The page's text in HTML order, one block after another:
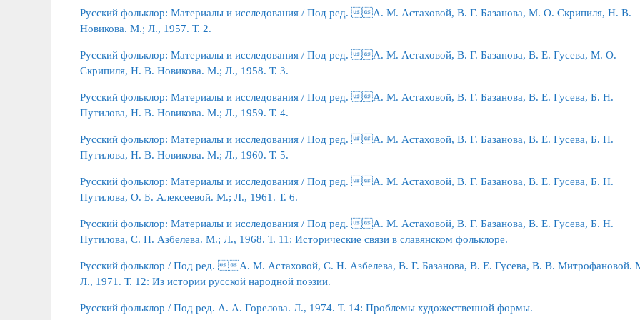
Русский фольклор: Материалы и исследования / Под ред. А. М. Астаховой, В. Г. Базанова, М. О. Скрипиля, Н. В.
Новикова. М.; Л., 1957. Т. 2.
Русский фольклор: Материалы и исследования / Под ред. А. М. Астаховой, В. Г. Базанова, В. Е. Гусева, М. О.
Скрипиля, Н. В. Новикова. М.; Л., 1958. Т. 3.
Русский фольклор: Материалы и исследования / Под ред. А. М. Астаховой, В. Г. Базанова, В. Е. Гусева, Б. Н.
Путилова, Н. В. Новикова. М.; Л., 1959. Т. 4.
Русский фольклор: Материалы и исследования / Под ред. А. М. Астаховой, В. Г. Базанова, В. Е. Гусева, Б. Н.
Путилова, Н. В. Новикова. М.; Л., 1960. Т. 5.
Русский фольклор: Материалы и исследования / Под ред. А. М. Астаховой, В. Г. Базанова, В. Е. Гусева, Б. Н.
Путилова, О. Б. Алексеевой. М.; Л., 1961. Т. 6.
Русский фольклор: Материалы и исследования / Под ред. А. М. Астаховой, В. Г. Базанова, В. Е. Гусева, Б. Н.
Путилова, С. Н. Азбелева. М.; Л., 1968. Т. 11: Исторические связи в славянском фольклоре.
Русский фольклор / Под ред. А. М. Астаховой, С. Н. Азбелева, В. Г. Базанова, В. Е. Гусева, В. В. Митрофановой.
Л., 1971. Т. 12: Из истории русской народной поэзии.
Русский фольклор / Под ред. А. А. Горелова. Л., 1974. Т. 14: Проблемы художественной формы.